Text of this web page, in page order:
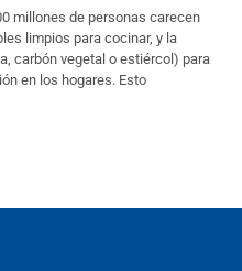
millones de personas carecen
limpios para cocinar, y la
carbón vegetal o estiércol) para
en los hogares. Esto